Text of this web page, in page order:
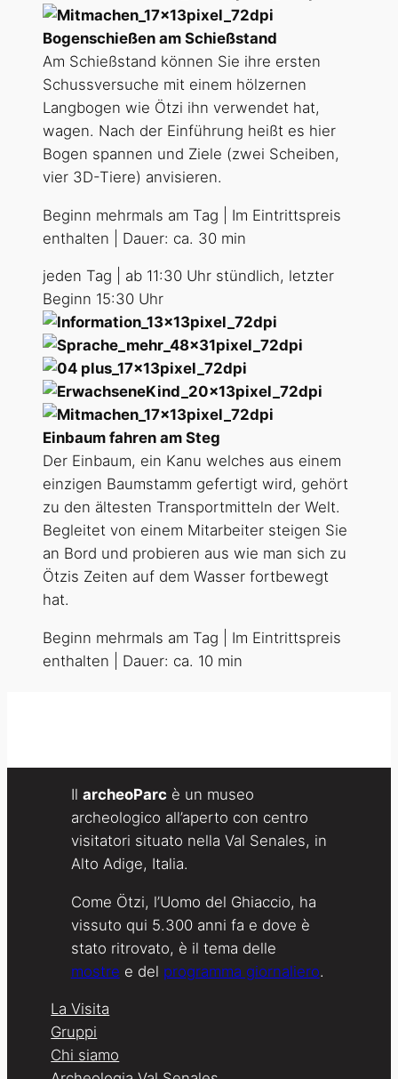
Bogenschießen am Schießstand
Am Schießstand können Sie ihre ersten
Schussversuche mit einem hölzernen
Langbogen wie Ötzi ihn verwendet hat,
wagen. Nach der Einführung heißt es hier
Bogen spannen und Ziele (zwei Scheiben,
vier 3D-Tiere) anvisieren.
Beginn mehrmals am Tag | Im Eintrittspreis
enthalten | Dauer: ca. 30 min
jeden Tag | ab 11:30 Uhr stündlich, letzter
Beginn 15:30 Uhr
Einbaum fahren am Steg
Der Einbaum, ein Kanu welches aus einem
einzigen Baumstamm gefertigt wird, gehört
zu den ältesten Transportmitteln der Welt.
Begleitet von einem Mitarbeiter steigen Sie
an Bord und probieren aus wie man sich zu
Ötzis Zeiten auf dem Wasser fortbewegt
hat.
Beginn mehrmals am Tag | Im Eintrittspreis
enthalten | Dauer: ca. 10 min
Il archeoParc è un museo
archeologico all’aperto con centro
visitatori situato nella Val Senales, in
Alto Adige, Italia.
Come Ötzi, l’Uomo del Ghiaccio, ha
vissuto qui 5.300 anni fa e dove è
stato ritrovato, è il tema delle
mostre e del programma giornaliero.
La Visita
Gruppi
Chi siamo